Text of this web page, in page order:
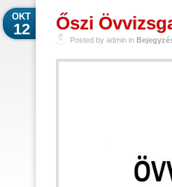
Őszi
OKT
12
Posted by admin in